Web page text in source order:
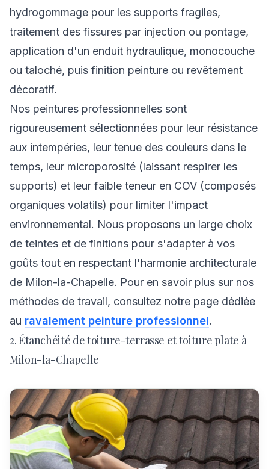
hydrogommage pour les supports fragiles,
traitement des fissures par injection ou pontage,
application d'un enduit hydraulique, monocouche
ou taloché, puis finition peinture ou revêtement
décoratif.
Nos peintures professionnelles sont
rigoureusement sélectionnées pour leur résistance
aux intempéries, leur tenue des couleurs dans le
temps, leur microporosité (laissant respirer les
supports) et leur faible teneur en COV (composés
organiques volatils) pour limiter l'impact
environnemental. Nous proposons un large choix
de teintes et de finitions pour s'adapter à vos
goûts tout en respectant l'harmonie architecturale
de Milon-la-Chapelle. Pour en savoir plus sur nos
méthodes de travail, consultez notre page dédiée
au ravalement peinture professionnel.
2. Étanchéité de toiture-terrasse et toiture plate à
Milon-la-Chapelle